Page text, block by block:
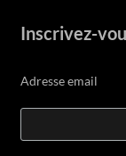
Inscrivez-
Adresse email